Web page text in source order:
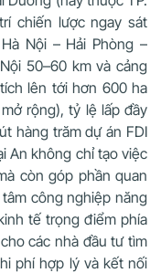
chiến lược ngay sát
Nội – Hải Phòng –
50–60 km và cảng
lên tới hơn 600 ha
rộng), tỷ lệ lấp đầy
hàng trăm dự án FDI
An không chỉ tạo việc
còn góp phần quan
công nghiệp năng
tế trọng điểm phía
các nhà đầu tư tìm
phí hợp lý và kết nối